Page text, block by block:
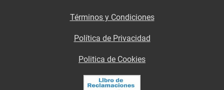
Términos y Condiciones
Política de Privacidad
Politica de Cookies